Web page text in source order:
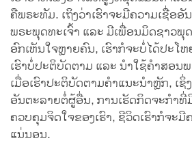
ຄືພຣະທັມ. ເຖິງວ່າເຮົາຈະມີຄວາມເຊື່ອອັ
ພຣະພຸດທະເຈົ້າ ແລະ ມີເພື່ອນມິດຊາວພຸ
ອົກເຫັນໃຈຫຼາຍຄົນ, ເຮົາກໍຈະບໍ່ໄດ້ປະໂ
ເຮົາບໍ່ປະຕິບັດຕາມ ແລະ ນຳໃຊ້ຄຳສອນ
ເມື່ອເຮົາປະຕິບັດຕາມຄຳແນະນຳຫຼັກ, ເ
ອັນຕະລາຍຕໍ່ຜູ້ອື່ນ, ການເຮັດກິດຈະກຳ
ຄວບຄຸມຈິດໃຈຂອງເຮົາ, ຊີວິດເຮົາກໍຈະ
ແນ່ນອນ.